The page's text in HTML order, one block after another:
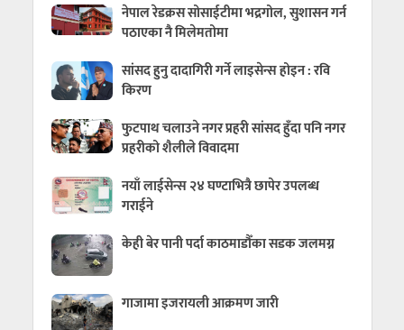
नेपाल रेडक्रस सोसाईटीमा भद्रगोल, सुशासन गर्न
पठाएका नै मिलेमतोमा
सांसद हुनु दादागिरी गर्ने लाइसेन्स होइन : रवि
किरण
फुटपाथ चलाउने नगर प्रहरी सांसद हुँदा पनि नगर
प्रहरीको शैलीले विवादमा
नयाँ लाईसेन्स २४ घण्टाभित्रै छापेर उपलब्ध
गराईने
केही बेर पानी पर्दा काठमाडौँका सडक जलमग्न
गाजामा इजरायली आक्रमण जारी